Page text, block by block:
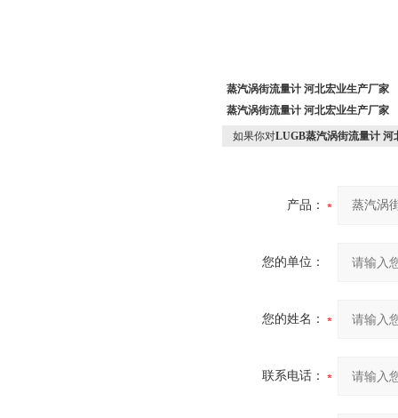
蒸汽涡街流量计 河北宏业生产厂家
蒸汽涡街流量计 河北宏业生产厂家
如果你对LUGB蒸汽涡街流量计 河
产品：
您的单位：
您的姓名：
联系电话：